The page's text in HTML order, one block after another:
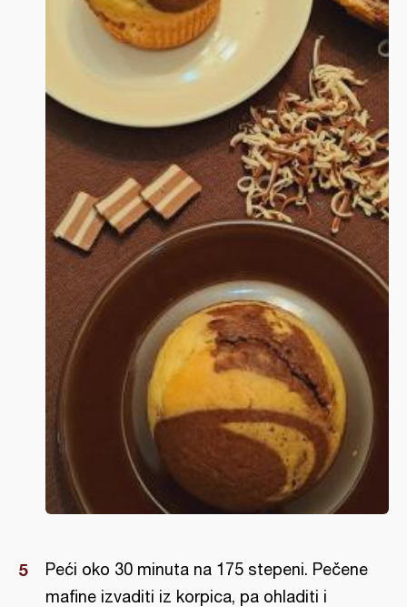
​Peći oko 30 minuta na 175 stepeni. Pečene
mafine izvaditi iz korpica, pa ohladiti i